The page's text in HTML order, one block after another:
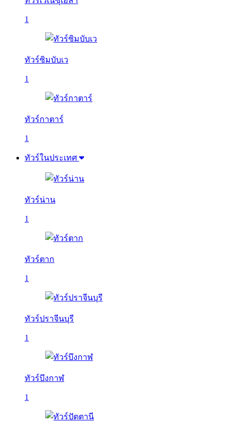
1
ทัวร์ซิมบับเว
1
ทัวร์กาตาร์
1
ทัวร์ในประเทศ
ทัวร์น่าน
1
ทัวร์ตาก
1
ทัวร์ปราจีนบุรี
1
ทัวร์บึงกาฬ
1